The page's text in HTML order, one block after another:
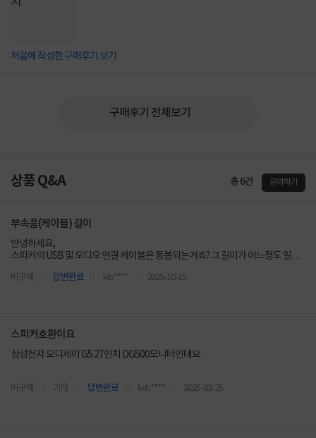
처음에 작성한 구매후기 보기
구매후기 전체보기
상품 Q&A 총 6건 문의하기
부속품(케이블) 길이
안녕하세요,
스피커의 USB 및 오디오 연결 케이블은 동봉되는거죠? 그 길이가 어느정도 일까
모니터 앞에 두고, 책상 아래에 있는 PC본체 후면까지 도달하기에 무리가 없을지
비구매 답변완료 klo**** 2025-10-15
스피커호환이요
삼성전자 오디세이 G5 27인치 DG500모니터인데요
비구매 기타 답변완료 lwb**** 2025-02-25